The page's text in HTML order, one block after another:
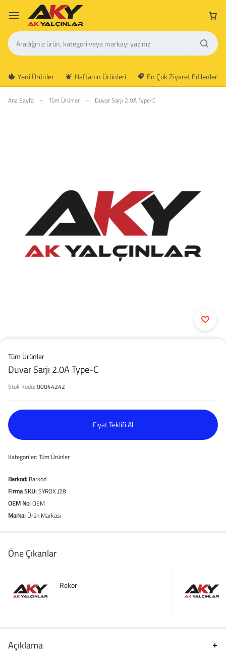
Yeni Ürünler Haftanın Ürünleri En Çok Ziyaret Edilenler
Ana Sayfa – Tüm Ürünler – Duvar Sarjı 2.0A Type-C
Tüm Ürünler
Duvar Sarjı 2.0A Type-C
Stok Kodu: 00044242
Fiyat Teklifi Al
Kategoriler: Tüm Ürünler
Barkod: Barkod
Firma SKU:SYROX J28
OEM No:OEM
Marka: Ürün Markası
Öne Çıkanlar
Rekor
Açıklama